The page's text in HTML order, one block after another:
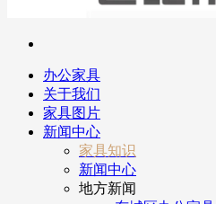
办公家具
关于我们
家具图片
新闻中心
家具知识
新闻中心
地方新闻